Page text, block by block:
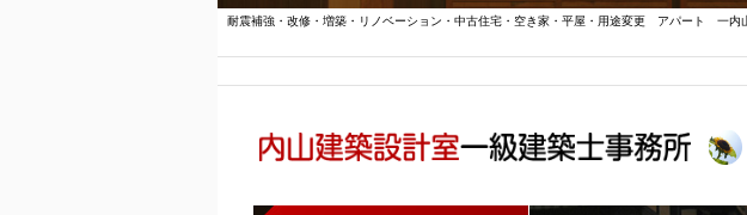
耐震補強・改修・増築・リノベーション・中古住宅・空き家・平屋・用途変更 アパー